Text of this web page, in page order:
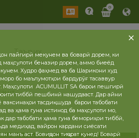
0
Таърих
2026 сол 2025 сол
пайгирӣ мекунем ва боварӣ дорем, ки
маҳсулоти беназир дорем, аммо биеёд
Худро фаҳмед ва ба Шарикони худ
бо маълумотҳои бардурӯғ тасаввур
Маҳсулоти ACUMULLIT SA барои пешгирӣ
тиббӣ пешбинӣ нашудааст. Дар айни
ваксинаҳои тасдиқшуда барои табобати
ва ҳама гуна истинод ба маҳсулоти мо,
дар табобати ҳама гуна бемориҳои тиббӣ,
медиҳад, вайрон кардани сиёсати
манъ аст. Бовиҷдон тиҷорат кунед! Боварӣ